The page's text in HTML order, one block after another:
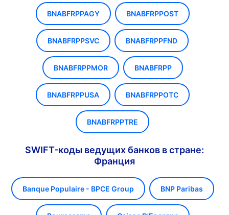
BNABFRPPAGY BNABFRPPOST
BNABFRPPSVC BNABFRPPFND
BNABFRPPMOR BNABFRPP
BNABFRPPUSA BNABFRPPOTC
BNABFRPPTRE
SWIFT-коды ведущих банков в стране:
Франция
Banque Populaire - BPCE Group BNP Paribas